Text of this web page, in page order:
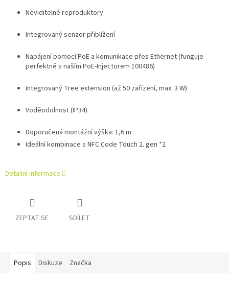
Neviditelné reproduktory
Integrovaný senzor přiblížení
Napájení pomocí PoE a komunikace přes Ethernet (funguje
perfektně s naším PoE-Injectorem 100486)
Integrovaný Tree extension (až 50 zařízení, max. 3 W)
Voděodolnost (IP34)
Doporučená montážní výška: 1,6 m
Ideální kombinace s NFC Code Touch 2. gen *2
Detailní informace
ZEPTAT SE SDÍLET
Popis Diskuze Značka